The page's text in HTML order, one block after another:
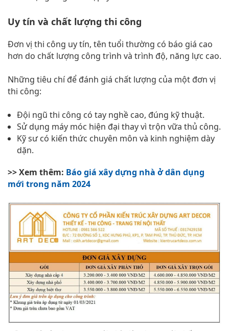
Uy tín và chất lượng thi công
Đơn vị thi công uy tín, tên tuổi thường có báo giá cao
hơn do chất lượng công trình và trình độ, năng lực cao.
Những tiêu chí để đánh giá chất lượng của một đơn vị
thi công:
Đội ngũ thi công có tay nghề cao, đúng kỹ thuật.
Sử dụng máy móc hiện đại thay vì trộn vữa thủ công.
Kỹ sư có kiến thức chuyên môn và kinh nghiệm dày
dặn.
>> Xem thêm: Báo giá xây dựng nhà ở dân dụng
mới trong năm 2024